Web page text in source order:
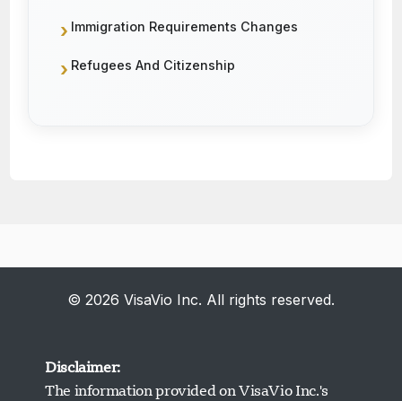
Immigration Requirements Changes
Refugees And Citizenship
© 2026 VisaVio Inc. All rights reserved.
Disclaimer:
The information provided on VisaVio Inc.'s